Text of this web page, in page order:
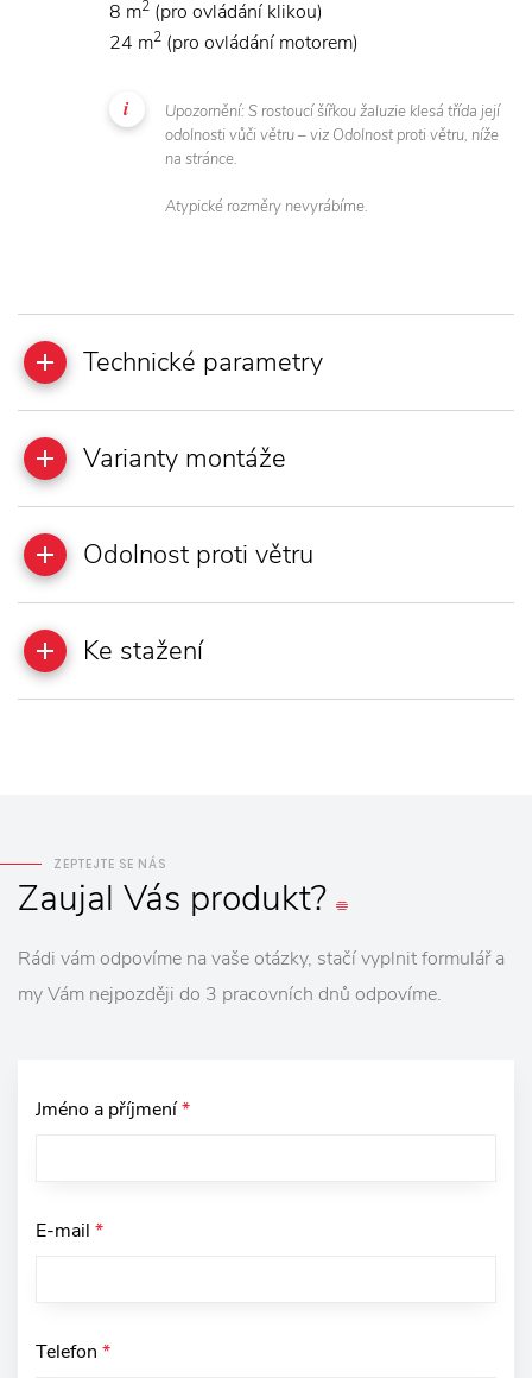
8 m2 (pro ovládání klikou)
24 m2 (pro ovládání motorem)
Upozornění: S rostoucí šířkou žaluzie klesá třída její
odolnosti vůči větru – viz Odolnost proti větru, níže
na stránce.
Atypické rozměry nevyrábíme.
Technické parametry
Varianty montáže
Odolnost proti větru
Ke stažení
ZEPTEJTE SE NÁS
Zaujal Vás produkt?
Rádi vám odpovíme na vaše otázky, stačí vyplnit formulář a
my Vám nejpozději do 3 pracovních dnů odpovíme.
Jméno a příjmení*
E-mail *
Telefon *